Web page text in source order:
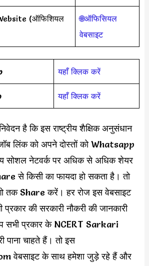
(ऑफिशियल
🌐ऑफिसियल
वेबसाइट
यहाँ क्लिक करें
यहाँ क्लिक करें
है कि इस राष्ट्रीय शैक्षिक अनुसंधान
जॉब लिंक को अपने दोस्तों को Whatsapp
सोशल नेटवर्क पर अधिक से अधिक शेयर
से किसी का फायदा हो सकता है। तो
तक Share करें। हर रोज इस वेबसाइट
की सरकारी नौकरी की जानकारी
सभी प्रकार के NCERT Sarkari
पाना चाहते हैं। तो इस
वेबसाइट के साथ हमेशा जुड़े रहे हैं और